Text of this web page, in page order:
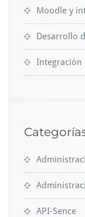
Moodle y
Desarrollo
Integración
API-Sence